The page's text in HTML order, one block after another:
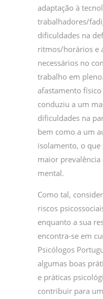
adaptação à
trabalhadores/
dificuldades na
ritmos/horários e
necessários no
trabalho em
afastamento
conduziu a um
dificuldades na
bem como a um
isolamento, o
maior
mental.
Como tal,
riscos
enquanto a sua
encontra-se em
Psicólogos
algumas boas
e práticas
contribuir para